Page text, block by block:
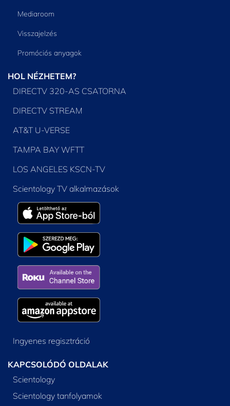
Mediaroom
Visszajelzés
Promóciós anyagok
HOL NÉZHETEM?
DIRECTV 320-AS CSATORNA
DIRECTV STREAM
AT&T U-VERSE
TAMPA BAY WFTT
LOS ANGELES KSCN-TV
Scientology TV alkalmazások
Ingyenes regisztráció
KAPCSOLÓDÓ OLDALAK
Scientology
Scientology tanfolyamok